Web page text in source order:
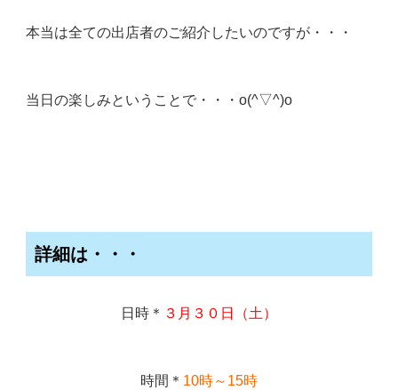
本当は全ての出店者のご紹介したいのですが・・・
当日の楽しみということで・・・o(^▽^)o
詳細は・・・
日時 ＊ ３月３０日（土）
時間 ＊ 10時～15時